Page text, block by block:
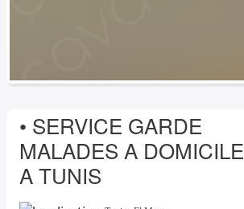
• SERVICE GARDE
MALADES A DOMICILE
A TUNIS